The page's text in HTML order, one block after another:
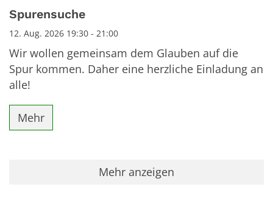
Datum: 12. August 2026
Spurensuche
12. Aug. 2026 19:30 - 21:00
Wir wollen gemeinsam dem Glauben auf die
Spur kommen. Daher eine herzliche Einladung an
alle!
Mehr
Mehr anzeigen